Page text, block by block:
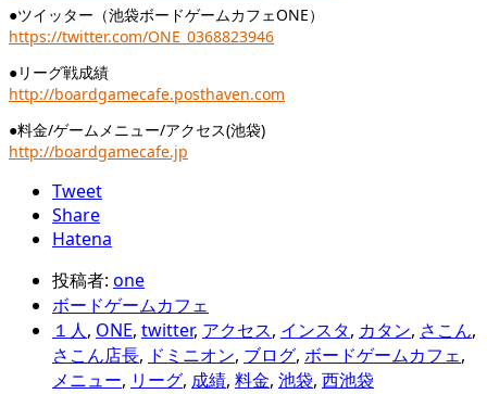
●ツイッター（池袋ボードゲームカフェONE）
https://twitter.com/ONE_0368823946
●リーグ戦成績
http://boardgamecafe.posthaven.com
●料金/ゲームメニュー/アクセス(池袋)
http://boardgamecafe.jp
Tweet
Share
Hatena
投稿者: one
ボードゲームカフェ
１人, ONE, twitter, アクセス, インスタ, カタン, さこん,
さこん店長, ドミニオン, ブログ, ボードゲームカフェ,
メニュー, リーグ, 成績, 料金, 池袋, 西池袋